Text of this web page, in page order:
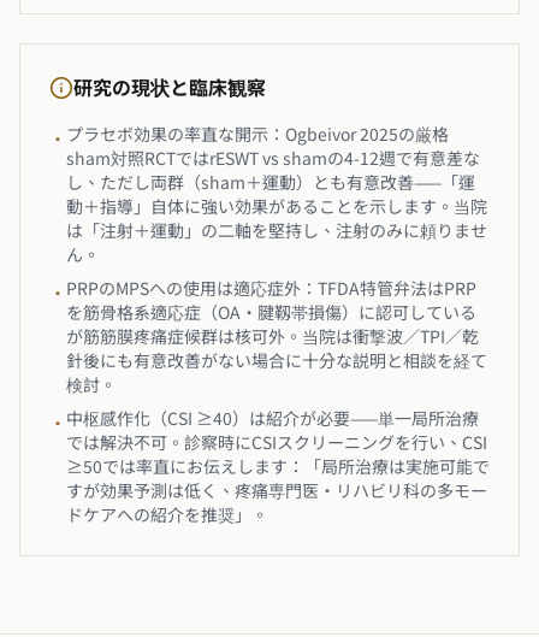
研究の現状と臨床観察
• プラセボ効果の率直な開示：Ogbeivor 2025の厳格
sham対照RCTではrESWT vs shamの4-12週で有意差な
し、ただし両群（sham＋運動）とも有意改善——「運
動＋指導」自体に強い効果があることを示します。当院
は「注射＋運動」の二軸を堅持し、注射のみに頼りませ
ん。
• PRPのMPSへの使用は適応症外：TFDA特管弁法はPRP
を筋骨格系適応症（OA・腱靱帯損傷）に認可している
が筋筋膜疼痛症候群は核可外。当院は衝撃波／TPI／乾
針後にも有意改善がない場合に十分な説明と相談を経て
検討。
• 中枢感作化（CSI ≥40）は紹介が必要——単一局所治療
では解決不可。診察時にCSIスクリーニングを行い、CSI
≥50では率直にお伝えします：「局所治療は実施可能で
すが効果予測は低く、疼痛専門医・リハビリ科の多モー
ドケアへの紹介を推奨」。